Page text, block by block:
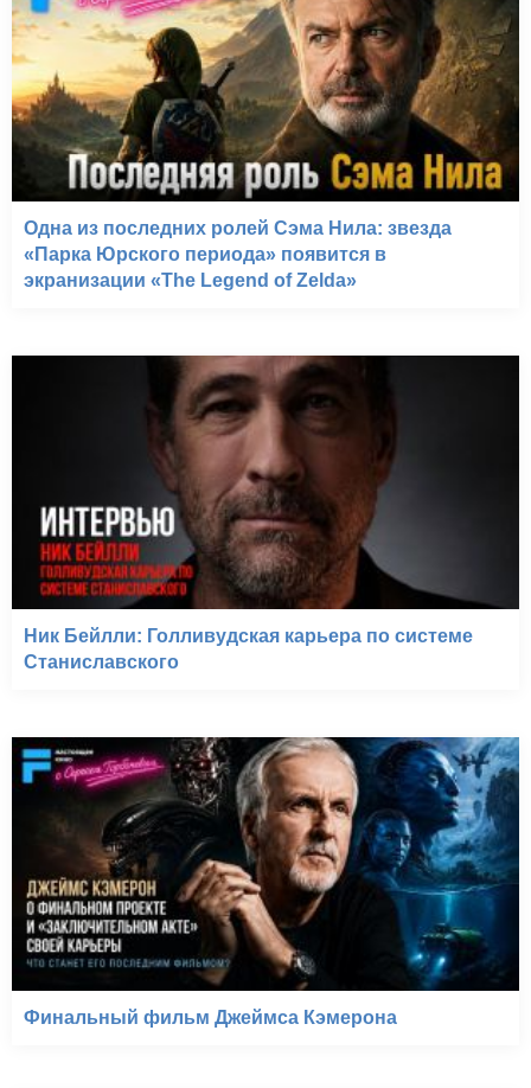
Одна из последних ролей Сэма Нила: звезда
«Парка Юрского периода» появится в
экранизации «The Legend of Zelda»
Ник Бейлли: Голливудская карьера по системе
Станиславского
Финальный фильм Джеймса Кэмерона